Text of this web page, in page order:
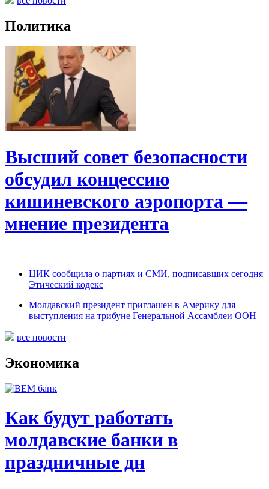
Политика
Высший совет безопасности
обсудил концессию
кишиневского аэропорта —
мнение президента
ЦИК сообщила о партиях и СМИ, подписавших сегодня
Этический кодекс
Молдавский президент приглашен в Америку для
выступления на трибуне Генеральной Ассамблеи ООН
все новости
Экономика
Как будут работать
молдавские банки в
праздничные дн